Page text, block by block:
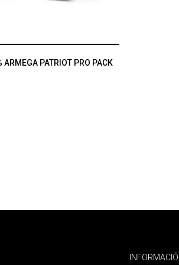
ARMEGA PATRIOT PRO PACK